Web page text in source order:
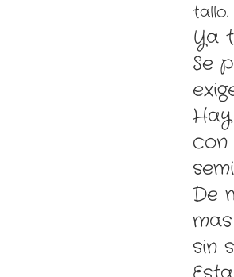
tallo.
Ya
Se
con
De
sin